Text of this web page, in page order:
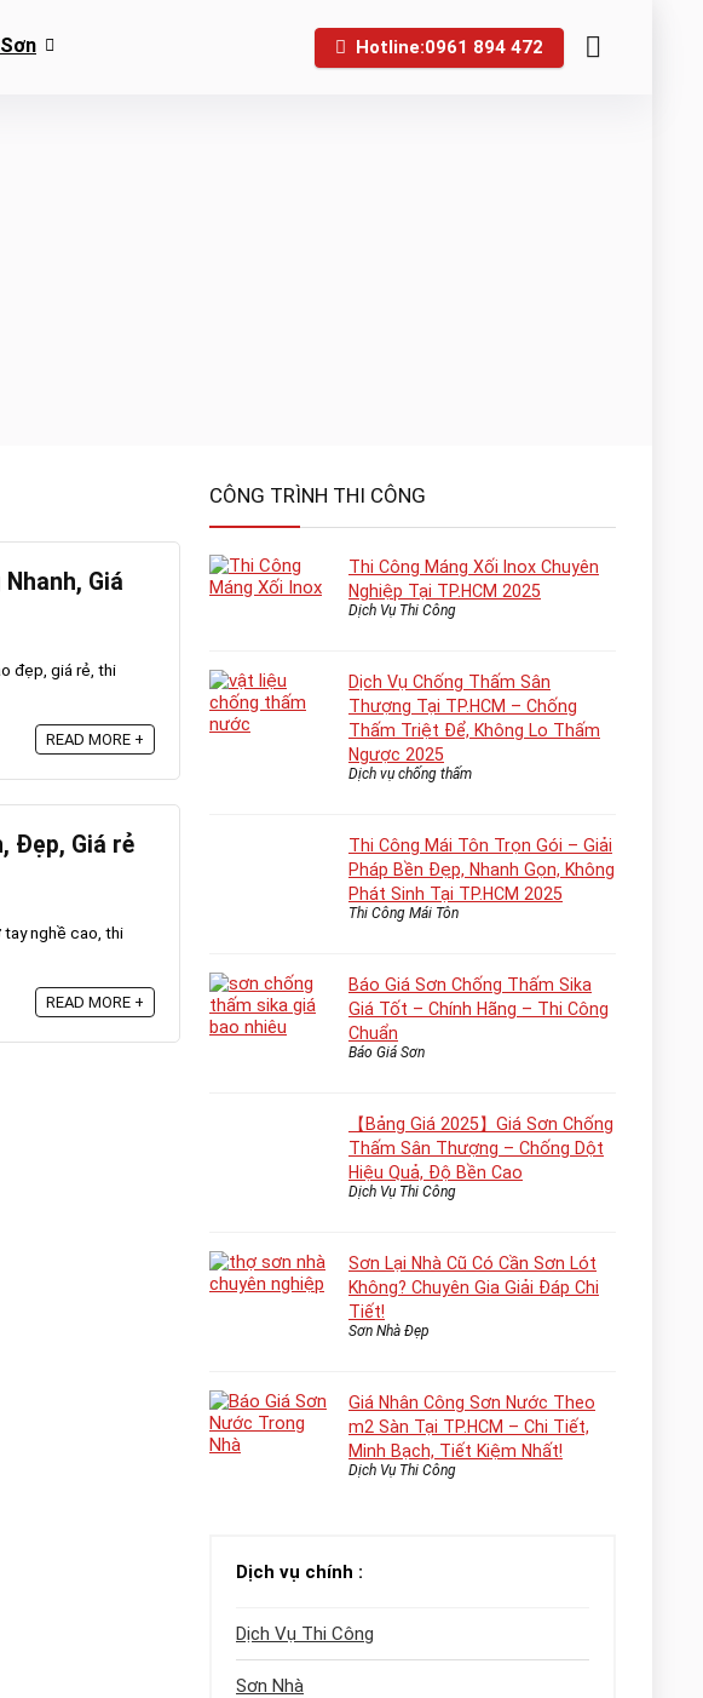
Hotline:0961 894 472
Giá
đẹp, giá rẻ, thi
READ MORE +
Đẹp, Giá rẻ
tay nghề cao, thi
READ MORE +
CÔNG TRÌNH THI CÔNG
Thi Công Máng Xối Inox Chuyên
Nghiệp Tại TP.HCM 2025
Dịch Vụ Thi Công
Dịch Vụ Chống Thấm Sân
Thượng Tại TP.HCM – Chống
Thấm Triệt Để, Không Lo Thấm
Ngược 2025
Dịch vụ chống thấm
Thi Công Mái Tôn Trọn Gói – Giải
Pháp Bền Đẹp, Nhanh Gọn, Không
Phát Sinh Tại TP.HCM 2025
Thi Công Mái Tôn
Báo Giá Sơn Chống Thấm Sika
Giá Tốt – Chính Hãng – Thi Công
Chuẩn
Báo Giá Sơn
【Bảng Giá 2025】Giá Sơn Chống
Thấm Sân Thượng – Chống Dột
Hiệu Quả, Độ Bền Cao
Dịch Vụ Thi Công
Sơn Lại Nhà Cũ Có Cần Sơn Lót
Không? Chuyên Gia Giải Đáp Chi
Tiết!
Sơn Nhà Đẹp
Giá Nhân Công Sơn Nước Theo
m2 Sàn Tại TP.HCM – Chi Tiết,
Minh Bạch, Tiết Kiệm Nhất!
Dịch Vụ Thi Công
Dịch vụ chính :
Dịch Vụ Thi Công
Sơn Nhà